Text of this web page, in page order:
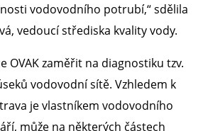
vodovodního potrubí,“ sdělila
vedoucí střediska kvality vody.
OVAK zaměřit na diagnostiku tzv.
vodovodní sítě. Vzhledem k
je vlastníkem vodovodního
může na některých částech